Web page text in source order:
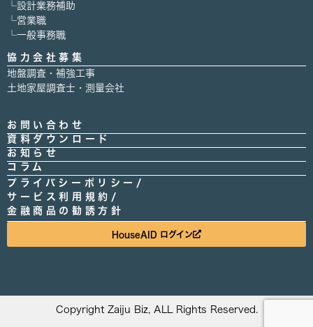
└設計業務補助
└営業職
└一般事務職
協力会社募集
地盤調査・補強工事
土地家屋調査士・測量会社
お問い合わせ
資料ダウンロード
お知らせ
コラム
プライバシーポリシー/
サービス利用規約/
金融商品の勧誘方針
HouseAID ログイン
Copyright Zaiju Biz, ALL Rights Reserved.